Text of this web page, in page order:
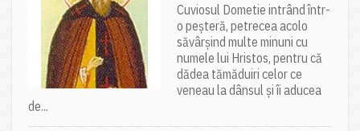
Cuviosul Dometie intrând într-
o peșteră, petrecea acolo
săvârșind multe minuni cu
numele lui Hristos, pentru că
dădea tămăduiri celor ce
veneau la dânsul și îi aducea
de...